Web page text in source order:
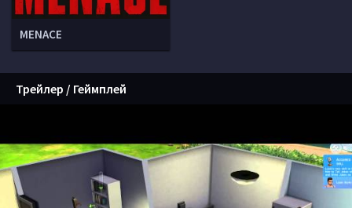
MENACE
Трейлер / Геймплей